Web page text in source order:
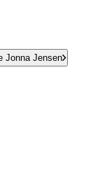
Jonna Jensen